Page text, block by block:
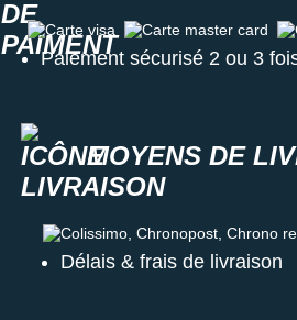
Carte visa Carte master card
Paiement sécurisé 2 ou 3
MOYENS DE
Colissimo, Chronopost, Chrono
Délais & frais de livraison